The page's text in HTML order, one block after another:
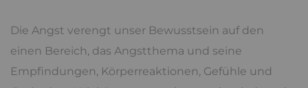
Die Angst verengt unser Bewusstsein auf den
einen Bereich, das Angstthema und seine
Empfindungen, Körperreaktionen, Gefühle und